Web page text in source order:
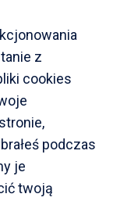
z
cookies
podczas
je
twoją